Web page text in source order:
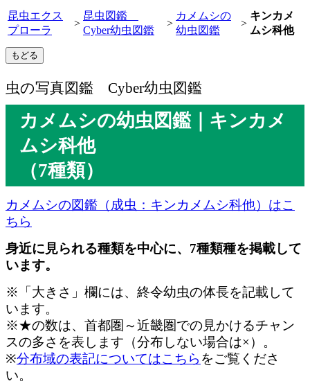
昆虫エクス
プローラ
>
昆虫図鑑
Cyber幼虫図鑑
>
カメムシの
幼虫図鑑
>
キンカメ
ムシ科他
虫の写真図鑑 Cyber幼虫図鑑
カメムシの幼虫図鑑｜キンカメ
ムシ科他
（7種類）
カメムシの図鑑（成虫：キンカメムシ科他）はこ
ちら
身近に見られる種類を中心に、7種類種を掲載して
います。
※「大きさ」欄には、終令幼虫の体長を記載して
います。
※★の数は、首都圏～近畿圏での見かけるチャン
スの多さを表します（分布しない場合は×）。
※分布域の表記についてはこちら をご覧くださ
い。